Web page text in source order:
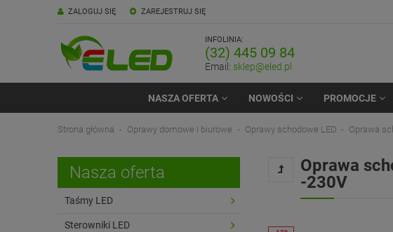
ZAREJESTRUJ SIĘ
ZALOGUJ SIĘ
INFOLINIA:
(32) 445 09 84
Email: sklep@eled.pl
NASZA OFERTA NOWOŚCI PROMOCJE
Strona główna Oprawy domowe i biurowe Oprawy schodowe LED Oprawa
Nasza oferta
Taśmy LED
Sterowniki LED
Oprawa
-230V